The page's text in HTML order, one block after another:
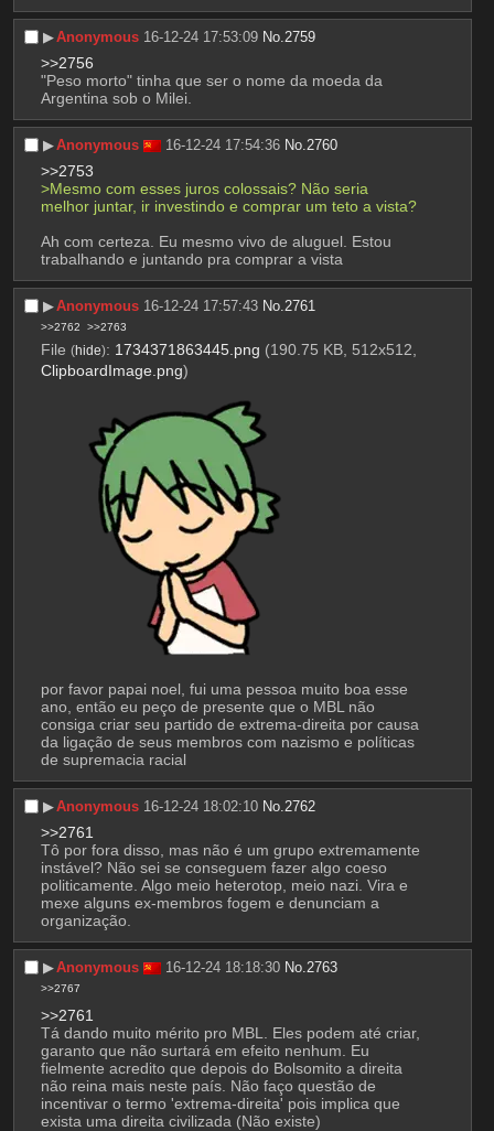
▶︎Anonymous 16-12-24 17:53:09 No.2759
>>2756
"Peso morto" tinha que ser o nome da moeda da
Argentina sob o Milei.
▶︎Anonymous 16-12-24 17:54:36 No.2760
>>2753
>Mesmo com esses juros colossais? Não seria
melhor juntar, ir investindo e comprar um teto a vista?
Ah com certeza. Eu mesmo vivo de aluguel. Estou
trabalhando e juntando pra comprar a vista
▶︎Anonymous 16-12-24 17:57:43 No.2761
>>2762 >>2763
File (hide): 1734371863445.png (190.75 KB, 512x512,
ClipboardImage.png)
por favor papai noel, fui uma pessoa muito boa esse
ano, então eu peço de presente que o MBL não
consiga criar seu partido de extrema-direita por causa
da ligação de seus membros com nazismo e políticas
de supremacia racial
▶︎Anonymous 16-12-24 18:02:10 No.2762
>>2761
Tô por fora disso, mas não é um grupo extremamente
instável? Não sei se conseguem fazer algo coeso
politicamente. Algo meio heterotop, meio nazi. Vira e
mexe alguns ex-membros fogem e denunciam a
organização.
▶︎Anonymous 16-12-24 18:18:30 No.2763
>>2767
>>2761
Tá dando muito mérito pro MBL. Eles podem até criar,
garanto que não surtará em efeito nenhum. Eu
fielmente acredito que depois do Bolsomito a direita
não reina mais neste país. Não faço questão de
incentivar o termo 'extrema-direita' pois implica que
exista uma direita civilizada (Não existe)